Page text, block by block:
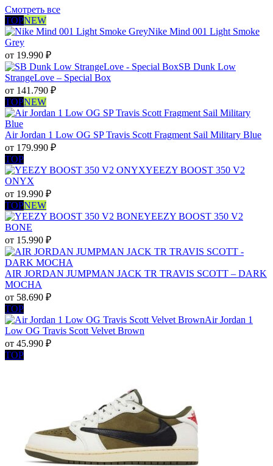
Смотреть все
TOPNEW
Nike Mind 001 Light Smoke
Grey
от 19.990 ₽
SB Dunk Low
StrangeLove – Special Box
от 141.790 ₽
TOPNEW
Air Jordan 1 Low OG SP Travis Scott Fragment Sail Military Blue
от 179.990 ₽
TOP
YEEZY BOOST 350 V2
ONYX
от 19.990 ₽
TOPNEW
YEEZY BOOST 350 V2
BONE
от 15.990 ₽
AIR JORDAN JUMPMAN JACK TR TRAVIS SCOTT – DARK
MOCHA
от 58.690 ₽
TOP
Air Jordan 1
Low OG Travis Scott Velvet Brown
от 45.990 ₽
TOP